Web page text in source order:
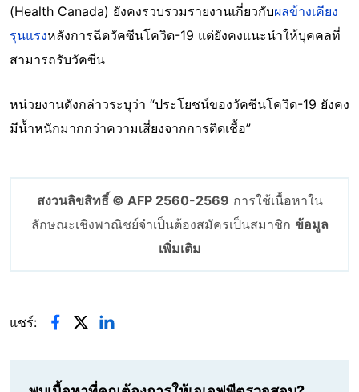
(Health Canada) ยังคงรวบรวมรายงานเกี่ยวกับผลข้างเคียง
รุนแรงหลังการฉีดวัคซีนโควิด-19 แต่ยังคงแนะนำให้บุคคลที่
สามารถรับวัคซีน
หน่วยงานดังกล่าวระบุว่า “ประโยชน์ของวัคซีนโควิด-19 ยังคง
มีน้ำหนักมากกว่าความเสี่ยงจากการติดเชื้อ”
สงวนลิขสิทธิ์ © AFP 2560-2569 การใช้เนื้อหาใน
ลักษณะเชิงพาณิชย์จำเป็นต้องสมัครเป็นสมาชิก ข้อมูล
เพิ่มเติม
แชร์: